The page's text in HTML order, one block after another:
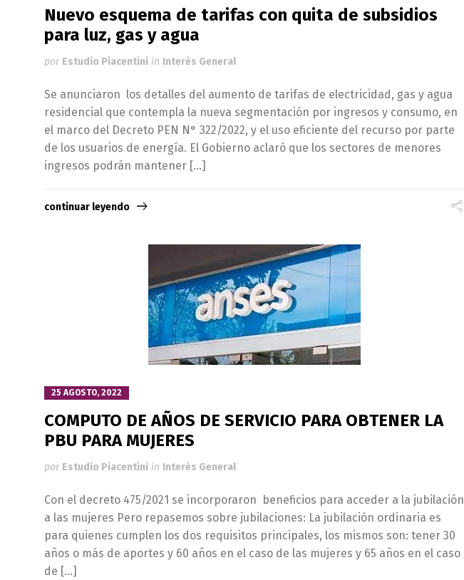
Nuevo esquema de tarifas con quita de subsidios
para luz, gas y agua
por Estudio Piacentini in Interés General
Se anunciaron los detalles del aumento de tarifas de electricidad, gas y agua
residencial que contempla la nueva segmentación por ingresos y consumo, en
el marco del Decreto PEN N° 322/2022, y el uso eficiente del recurso por parte
de los usuarios de energía. El Gobierno aclaró que los sectores de menores
ingresos podrán mantener […]
continuar leyendo
25 AGOSTO, 2022
COMPUTO DE AÑOS DE SERVICIO PARA OBTENER LA
PBU PARA MUJERES
por Estudio Piacentini in Interés General
Con el decreto 475/2021 se incorporaron beneficios para acceder a la jubilación
a las mujeres Pero repasemos sobre jubilaciones: La jubilación ordinaria es
para quienes cumplen los dos requisitos principales, los mismos son: tener 30
años o más de aportes y 60 años en el caso de las mujeres y 65 años en el caso
de […]